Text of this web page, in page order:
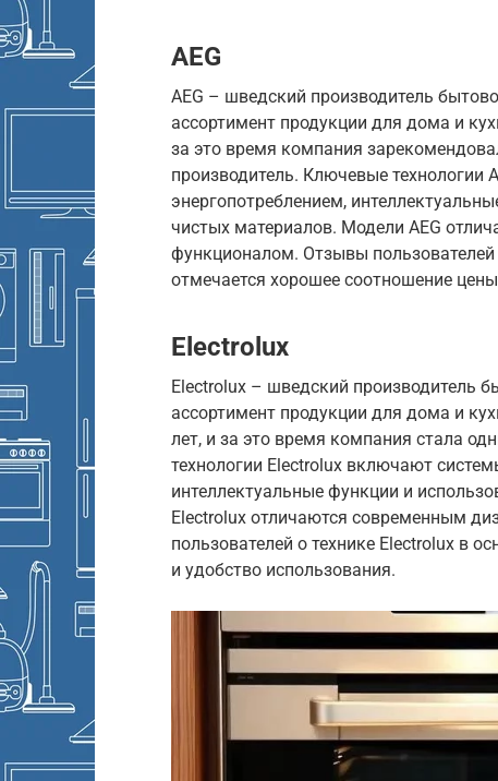
AEG
AEG – шведский производитель
ассортимент продукции для дома и
за это время компания
производитель. Ключевые технологии
энергопотреблением,
чистых материалов. Модели AEG
функционалом. Отзывы
отмечается хорошее соотношение
Electrolux
Electrolux – шведский производитель
ассортимент продукции для дома и
лет, и за это время компания стала
технологии Electrolux включают
интеллектуальные функции и
Electrolux отличаются современным
пользователей о технике Electrolux в
и удобство использования.